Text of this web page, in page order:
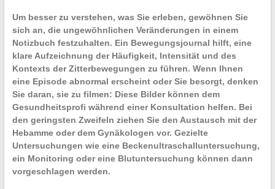
Um besser zu verstehen, was Sie erleben, gewöhnen Sie
sich an, die ungewöhnlichen Veränderungen in einem
Notizbuch festzuhalten. Ein Bewegungsjournal hilft, eine
klare Aufzeichnung der Häufigkeit, Intensität und des
Kontexts der Zitterbewegungen zu führen. Wenn Ihnen
eine Episode abnormal erscheint oder Sie besorgt, denken
Sie daran, sie zu filmen: Diese Bilder können dem
Gesundheitsprofi während einer Konsultation helfen. Bei
den geringsten Zweifeln ziehen Sie den Austausch mit der
Hebammeoder dem Gynäkologen vor. Gezielte
Untersuchungen wie eine Beckenultraschalluntersuchung,
ein Monitoring oder eine Blutuntersuchung können dann
vorgeschlagen werden.